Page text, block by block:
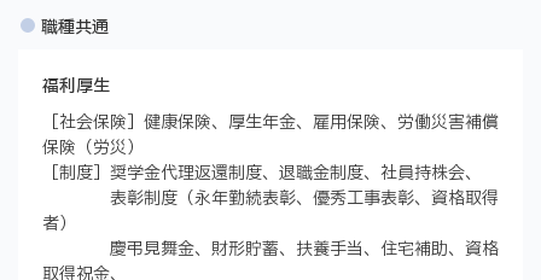
職種共通
福利厚生
［社会保険］健康保険、厚生年金、雇用保険、労働災害補償
保険（労災）
［制度］奨学金代理返還制度、退職金制度、社員持株会、
表彰制度（永年勤続表彰、優秀工事表彰、資格取得
者）
慶弔見舞金、財形貯蓄、扶養手当、住宅補助、資格
取得祝金、